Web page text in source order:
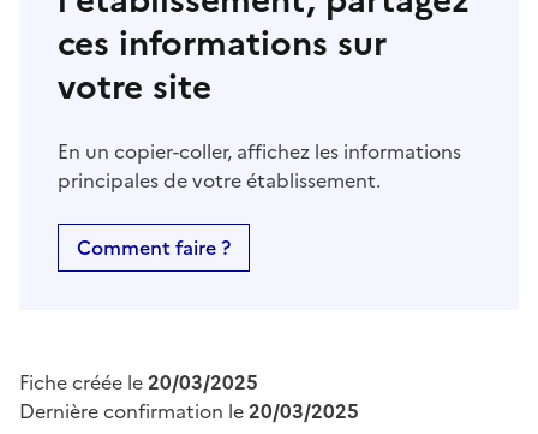
ces informations sur
votre site
En un copier-coller, affichez les informations
principales de votre établissement.
Comment faire ?
Fiche créée le20/03/2025
Dernière confirmation le20/03/2025